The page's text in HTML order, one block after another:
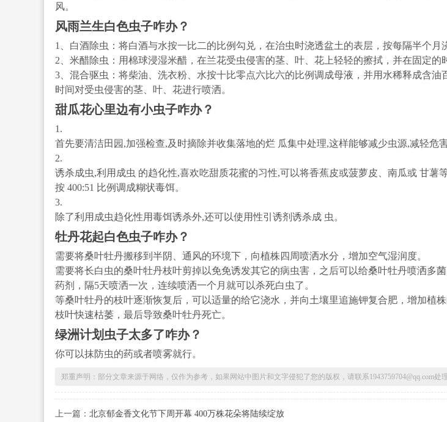
风。
风雨兰生白色虫子咋办？
1、白酒除虫：将白酒与水按一比二的比例勾兑，在治虫时浇透盆土的表层，按每隔半个月
2、米醋除虫：用棉球浸湿米醋，在兰花受虫侵害的茎、叶、花上轻轻的擦拭，并在固定的
3、混合驱虫：将柴油、洗衣粉、水按十比零点六比六的比例调成母液，并用水稀释成含油
时间对受虫侵害的茎、叶、花进行喷洒。
甜瓜花心里边有小虫子咋办？
1.
首先要清洁田园,加强检查,及时摘除并收集落地的烂 瓜集中处理,这样能够减少虫源,减轻危害
2.
诱杀成虫,利用成虫 的趋化性,喜欢吃甜质花蜜的习性,可以将香蕉皮或菠萝皮、南瓜或 甘薯
按 400:51 比例调成糊状毒饵。
3.
除了利用成虫趋化性用毒饵诱杀外,还可以使用性引诱剂诱杀成 虫。
牡丹花起白色虫子咋办？
需要将桑叶牡丹搬移到半阴、通风的环境下，向植株四周喷洒水分，增加空气湿润度。
需要将长白虫的桑叶牡丹枝叶剪掉以免免诱发其它的病虫害，之后可以给桑叶牡丹喷洒多
药剂，隔5天喷洒一次，连续喷洒一个月就可以杀死白虫了。
等桑叶牡丹的枝叶逐渐恢复后，可以适量的给它浇水，并向土壤里追施钾复合肥，增加植
枝叶快速枯萎，最后导致桑叶牡丹死亡。
绿洲计划虫子太多了咋办？
你可以抹防虫的药或者喷雾就行。
郑重声明：部分文章来源于网络，仅作为参考，如果网站中图片和文字侵犯了您的版权，请联系1943759704@qq.com处
上一篇： 北京郁金香文化节下周开幕 400万株花朵将陆续绽放